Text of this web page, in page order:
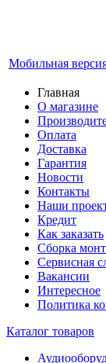
Мобильная
Главная
О магазине
Оплата
Доставка
Гарантия
Новости
Контакты
Наши
Кредит
Как заказать
Сборка
Сервисная
Вакансии
Интересное
Политика
Каталог товаров